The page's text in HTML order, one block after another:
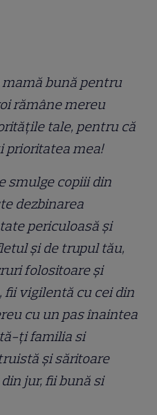
bună pentru
rămâne mereu
tale, pentru că
prioritatea mea!
smulge copiii din
dezbinarea
periculoasă și
și de trupul tău,
folositoare și
vigilentă cu cei din
cu un pas înaintea
ți familia si
și săritoare
jur, fii bună si